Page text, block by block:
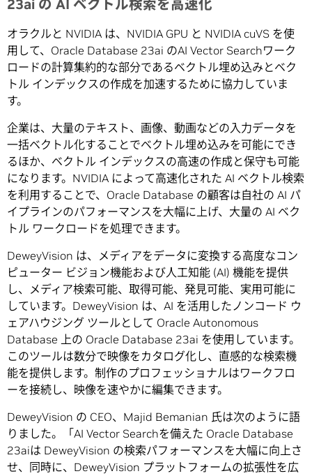
23ai の AI ベクトル検索を高速化
オラクルと NVIDIA は、NVIDIA GPU と NVIDIA cuVS を使
用して、Oracle Database 23ai のAI Vector Searchワーク
ロードの計算集約的な部分であるベクトル埋め込みとベク
トル インデックスの作成を加速するために協力していま
す。
企業は、大量のテキスト、画像、動画などの入力データを
一括ベクトル化することでベクトル埋め込みを可能にでき
るほか、ベクトル インデックスの高速の作成と保守も可能
になります。NVIDIA によって高速化された AI ベクトル検索
を利用することで、Oracle Database の顧客は自社の AI パ
イプラインのパフォーマンスを大幅に上げ、大量の AI ベク
トル ワークロードを処理できます。
DeweyVision は、メディアをデータに変換する高度なコン
ピューター ビジョン機能および人工知能 (AI) 機能を提供
し、メディア検索可能、取得可能、発見可能、実用可能に
しています。DeweyVision は、AI を活用したノンコード ウ
ェアハウジング ツールとして Oracle Autonomous
Database 上の Oracle Database 23ai を使用しています。
このツールは数分で映像をカタログ化し、直感的な検索機
能を提供します。制作のプロフェッショナルはワークフロ
ーを接続し、映像を速やかに編集できます。
DeweyVision の CEO、Majid Bemanian 氏は次のように語
りました。「AI Vector Searchを備えた Oracle Database
23aiは DeweyVision の検索パフォーマンスを大幅に向上さ
せ、同時に、DeweyVision プラットフォームの拡張性を広